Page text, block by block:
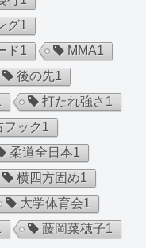
グ1
ド1 MMA1
後の先1
打たれ強さ 1
フック1
柔道全日本1
横四方固め1
大学体育会1
藤岡菜穂子1